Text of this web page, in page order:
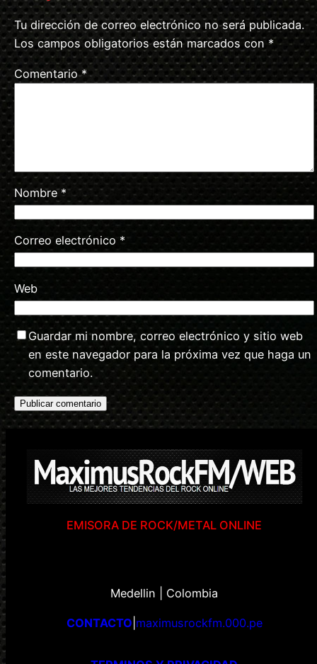
Tu dirección de correo electrónico no será publicada.
Los campos obligatorios están marcados con *
Comentario*
Nombre*
Correo electrónico *
Web
Guardar mi nombre, correo electrónico y sitio web
en este navegador para la próxima vez que haga un
comentario.
EMISORA DE ROCK/METAL ONLINE
Medellin | Colombia
CONTACTO maximusrockfm.000.pe